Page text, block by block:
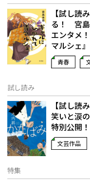
【試し読
る！ 宮島
エンタメ
マルシェ
青春
試し読み
【試し読
笑いと涙
特別公開！
文芸作品
特集